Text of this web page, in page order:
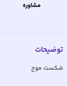
مشاوره
توضیحات
شکست موج